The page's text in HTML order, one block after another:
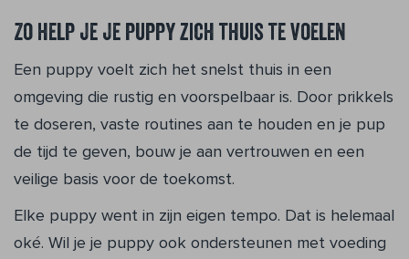
Zo help je je puppy zich thuis te voelen
Een puppy voelt zich het snelst thuis in een
omgeving die rustig en voorspelbaar is. Door prikkels
te doseren, vaste routines aan te houden en je pup
de tijd te geven, bouw je aan vertrouwen en een
veilige basis voor de toekomst.
Elke puppy went in zijn eigen tempo. Dat is helemaal
oké. Wil je je puppy ook ondersteunen met voeding